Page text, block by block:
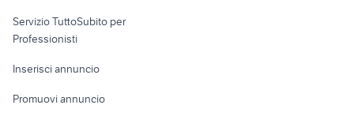
Informatica
Console e
Servizio TuttoSubito per
Professionisti
Inserisci annuncio
Promuovi annuncio